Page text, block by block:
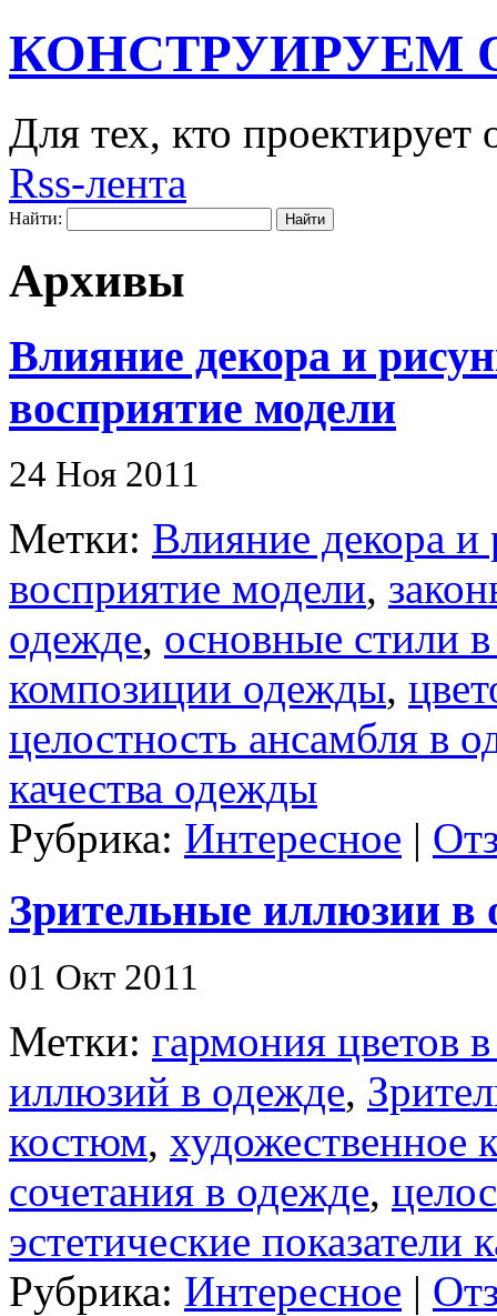
КОНСТРУИРУЕМ
Для тех, кто проектирует
Rss-лента
Найти:
Архивы
Влияние декора и
восприятие модели
24 Ноя 2011
Метки: Влияние декора и
восприятие модели,
одежде, основные стили
композиции одежды,
целостность ансамбля в
качества одежды
Рубрика: Интересное |
Зрительные иллюзии в
01 Окт 2011
Метки: гармония цветов
иллюзий в одежде,
костюм, художественное
сочетания в одежде,
эстетические показатели
Рубрика: Интересное |